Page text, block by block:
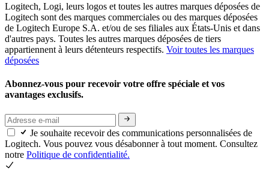
Logitech, Logi, leurs logos et toutes les autres marques déposées de
Logitech sont des marques commerciales ou des marques déposées
de Logitech Europe S.A. et/ou de ses filiales aux États-Unis et dans
d'autres pays. Toutes les autres marques déposées de tiers
appartiennent à leurs détenteurs respectifs. Voir toutes les marques
déposées
Abonnez-vous pour recevoir votre offre spéciale et vos
avantages exclusifs.
Je souhaite recevoir des communications personnalisées de
Logitech. Vous pouvez vous désabonner à tout moment. Consultez
notre Politique de confidentialité.